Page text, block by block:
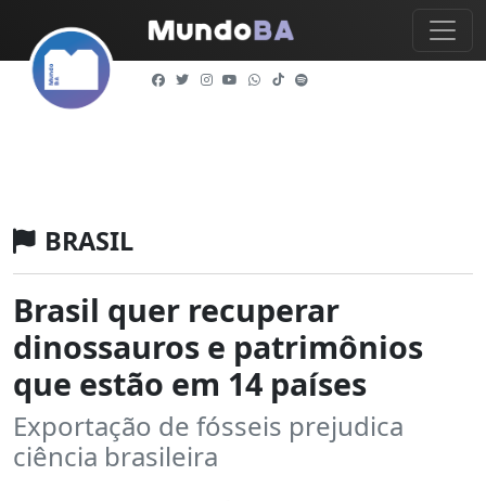
BRASIL
Brasil quer recuperar
dinossauros e patrimônios
que estão em 14 países
Exportação de fósseis prejudica
ciência brasileira